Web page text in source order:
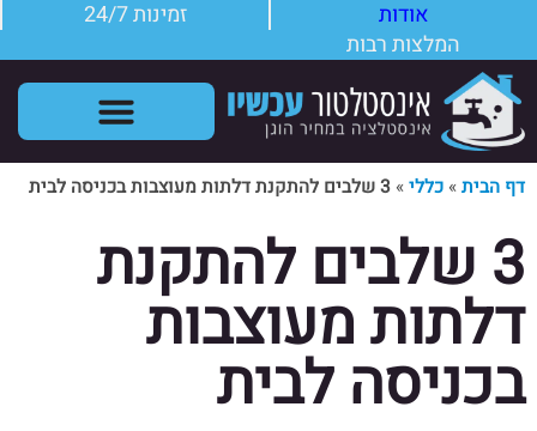
אודות
זמינות 24/7
המלצות רבות
דף הבית» כללי» 3 שלבים להתקנת דלתות מעוצבות בכניסה לבית
3 שלבים להתקנת
דלתות מעוצבות
בכניסה לבית